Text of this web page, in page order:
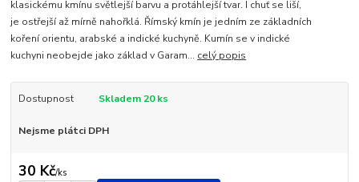
klasickému kmínu světlejší barvu a protáhlejší tvar. I chuť se liší,
je ostřejší až mírně nahořklá. Římský kmín je jedním ze základních
koření orientu, arabské a indické kuchyně. Kumín se v indické
kuchyni neobejde jako základ v Garam... celý popis
Dostupnost Skladem 20 ks
Nejsme plátci DPH
30 Kč/ks